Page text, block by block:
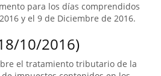
para los días comprendidos
y el 9 de Diciembre de 2016.
10/2016)
el tratamiento tributario de la